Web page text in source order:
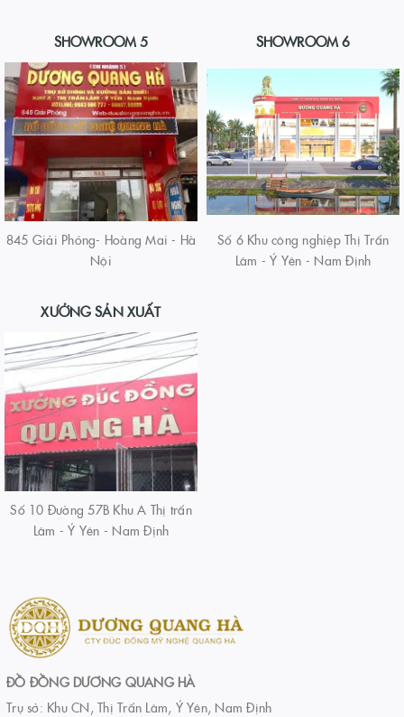
SHOWROOM 5
845 Giải Phóng- Hoàng Mai - Hà
Nội
SHOWROOM 6
Số 6 Khu công nghiệp Thị Trấn
Lâm - Ý Yên - Nam Định
XƯỞNG SẢN XUẤT
Số 10 Đường 57B Khu A Thị trấn
Lâm - Ý Yên - Nam Định
ĐỒ ĐỒNG DƯƠNG QUANG HÀ
Trụ sở: Khu CN, Thị Trấn Lâm, Ý Yên, Nam Định